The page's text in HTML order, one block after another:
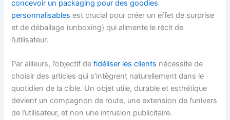
concevoir un packaging pour des goodies
personnalisables est crucial pour créer un effet de surprise
et de déballage (unboxing) qui alimente le récit de
l’utilisateur.
Par ailleurs, l’objectif defidéliser les clients nécessite de
choisir des articles qui s’intègrent naturellement dans le
quotidien de la cible. Un objet utile, durable et esthétique
devient un compagnon de route, une extension de l’univers
de l’utilisateur, et non une intrusion publicitaire.